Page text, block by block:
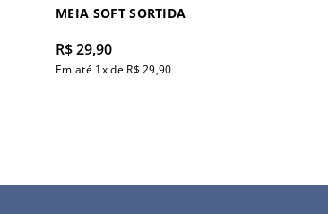
MEIA SOFT SORTIDA
R$29,90
Em até 1x de R$ 29,90